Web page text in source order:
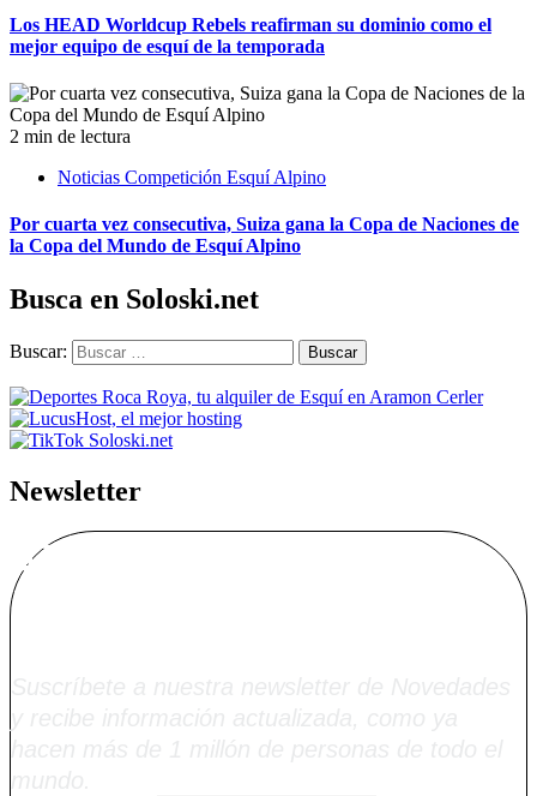
Los HEAD Worldcup Rebels reafirman su dominio como el
mejor equipo de esquí de la temporada
2 min de lectura
Noticias Competición Esquí Alpino
Por cuarta vez consecutiva, Suiza gana la Copa de Naciones de
la Copa del Mundo de Esquí Alpino
Busca en Soloski.net
Buscar:
Newsletter
Alta Boletín